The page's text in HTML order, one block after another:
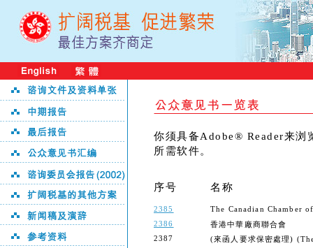
你须具备Adobe® Reader来浏
所需软件。
序号 名称
2385
The Canadian Chamber
2386
香港中華廠商聯合會
2387
(來函人要求保密處理)